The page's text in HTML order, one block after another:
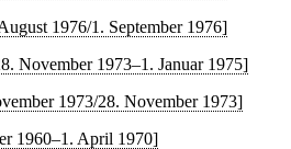
1976/1. September 1976]
November 1973–1. Januar 1975]
1973/28. November 1973]
1960–1. April 1970]